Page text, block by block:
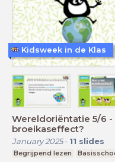
Wereldoriëntatie 5/6 -
broeikaseffect?
January 2025- 11 slides
Begrijpend lezen
Kidsweek in de Klas